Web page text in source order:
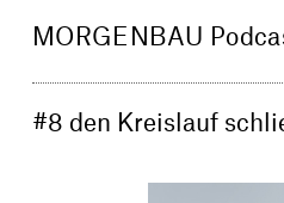
MORGENBAU
#8 den Kreislauf